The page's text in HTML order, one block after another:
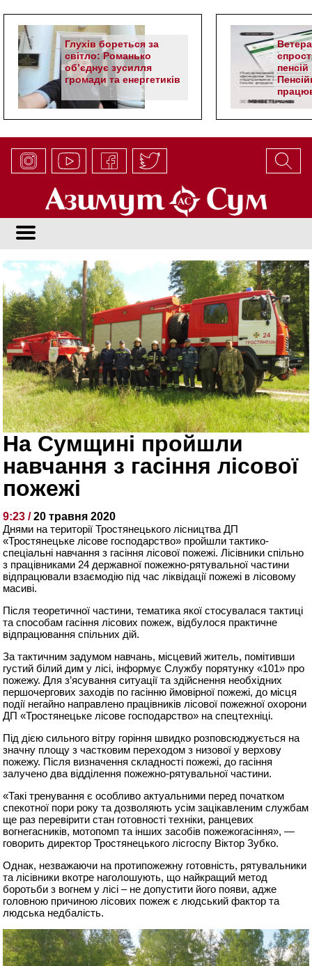
Глухів бореться за
світло: Романько
об’єднує зусилля
громади та енергетиків
На Сумщині пройшли
навчання з гасіння лісової
пожежі
9:23 /20 травня 2020
Днями на території Тростянецького лісництва ДП
«Тростянецьке лісове господарство» пройшли тактико-
спеціальні навчання з гасіння лісової пожежі. Лісівники спільно
з працівниками 24 державної пожежно-рятувальної частини
відпрацювали взаємодію під час ліквідації пожежі в лісовому
масиві.
Після теоретичної частини, тематика якої стосувалася тактиці
та способам гасіння лісових пожеж, відбулося практичне
відпрацювання спільних дій.
За тактичним задумом навчань, місцевий житель, помітивши
густий білий дим у лісі, інформує Службу порятунку «101» про
пожежу. Для з’ясування ситуації та здійснення необхідних
першочергових заходів по гасінню ймовірної пожежі, до місця
події негайно направлено працівників лісової пожежної охорони
ДП «Тростянецьке лісове господарство» на спецтехніці.
Під дією сильного вітру горіння швидко розповсюджується на
значну площу з частковим переходом з низової у верхову
пожежу. Після визначення складності пожежі, до гасіння
залучено два відділення пожежно-рятувальної частини.
«Такі тренування є особливо актуальними перед початком
спекотної пори року та дозволяють усім зацікавленим службам
ще раз перевірити стан готовності техніки, ранцевих
вогнегасників, мотопомп та інших засобів пожежогасіння», —
говорить директор Тростянецького лісгоспу Віктор Зубко.
Однак, незважаючи на протипожежну готовність, рятувальники
та лісівники вкотре наголошують, що найкращий метод
боротьби з вогнем у лісі – не допустити його появи, адже
головною причиною лісових пожеж є людський фактор та
людська недбалість.